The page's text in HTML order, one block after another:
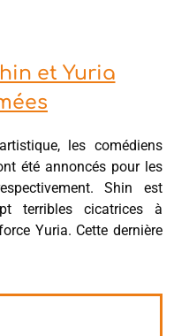
et Yuria
les comédiens
été annoncés pour les
Shin est
terribles cicatrices à
Yuria. Cette dernière